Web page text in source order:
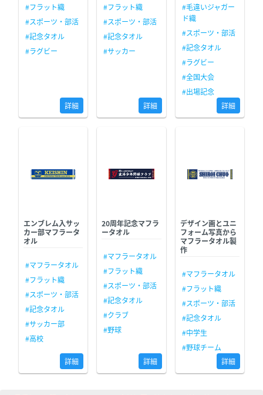
#フラット織
#スポーツ・部活
#記念タオル
#ラグビー
詳細
#フラット織
#スポーツ・部活
#記念タオル
#サッカー
詳細
#毛違いジャガー
ド織
#スポーツ・部活
#記念タオル
#ラグビー
#全国大会
#出場記念
詳細
エンブレム入サッ
カー部マフラータ
オル
#マフラータオル
#フラット織
#スポーツ・部活
#記念タオル
#サッカー部
#高校
詳細
20周年記念マフラ
ータオル
#マフラータオル
#フラット織
#スポーツ・部活
#記念タオル
#クラブ
#野球
詳細
デザイン画とユニ
フォーム写真から
マフラータオル製
作
#マフラータオル
#フラット織
#スポーツ・部活
#記念タオル
#中学生
#野球チーム
詳細